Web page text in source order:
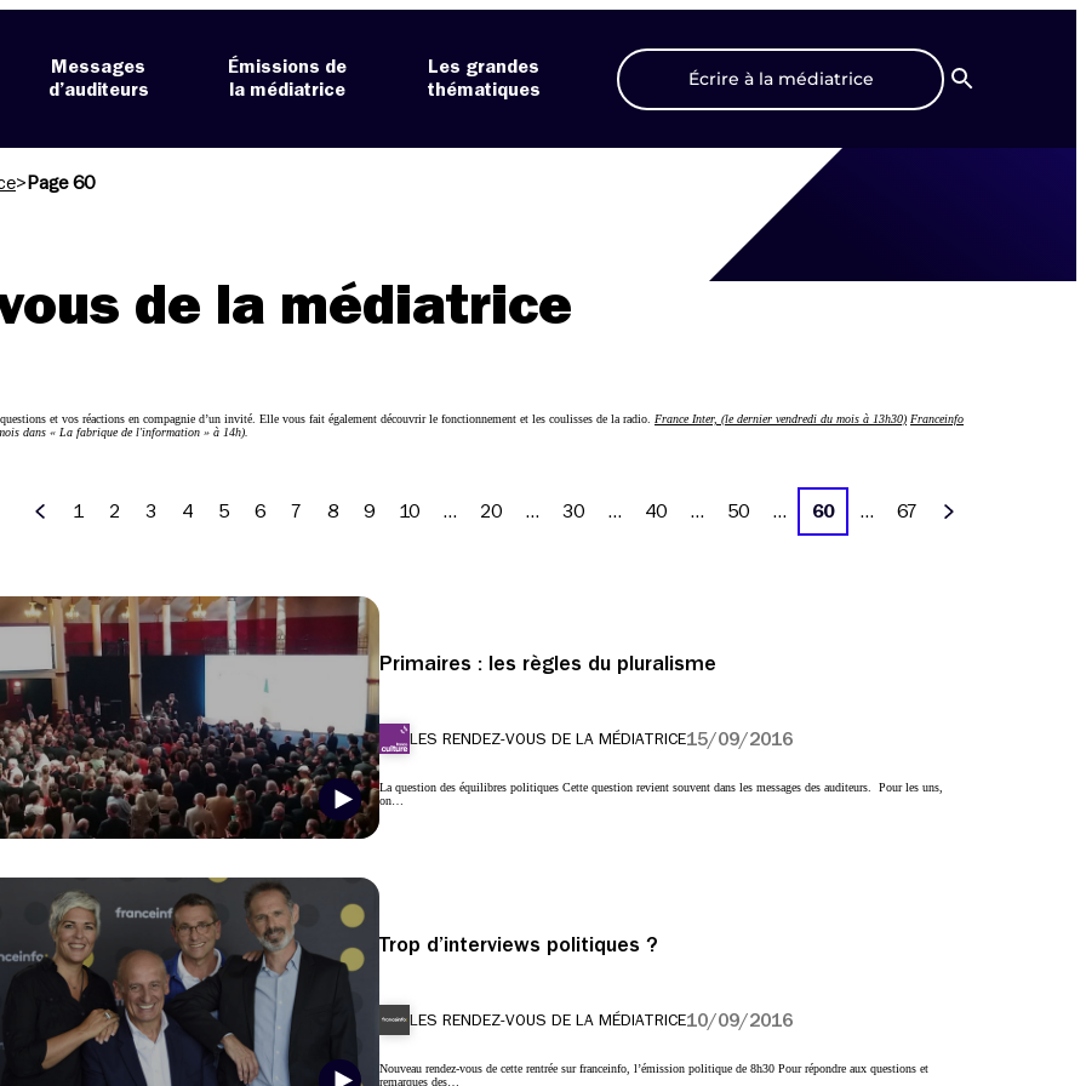
Messages
d’auditeurs
Émissions de
la médiatrice
Les grandes
thématiques
Écrire à la médiatrice
Recherche
> Page 60
de la médiatrice
et vos réactions en compagnie d’un invité. Elle vous fait également découvrir le fonctionnement et les coulisses de la radio. France Inter, (le dernier vendredi du mois à 13h30) Franceinfo
dans « La fabrique de l'information » à 14h).
1 2 3 4 5 6 7 8 9 10 … 20 … 30 … 40 … 50 … 60 …
67
Primaires : les règles du pluralisme
LES RENDEZ-VOUS DE LA MÉDIATRICE15/09/2016
La question des équilibres politiques Cette question revient souvent dans les messages des auditeurs. Pour les uns,
on…
Trop d’interviews politiques ?
LES RENDEZ-VOUS DE LA MÉDIATRICE10/09/2016
Nouveau rendez-vous de cette rentrée sur franceinfo, l’émission politique de 8h30 Pour répondre aux questions et
remarques des…